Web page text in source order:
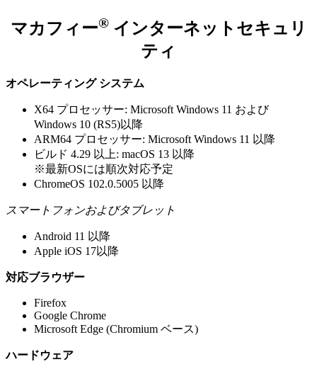
マカフィー®インターネットセキュリ
ティ
オペレーティング システム
X64 プロセッサー: Microsoft Windows 11 および
Windows 10 (RS5)以降
ARM64 プロセッサー: Microsoft Windows 11 以降
ビルド 4.29 以上: macOS 13 以降
※最新OSには順次対応予定
ChromeOS 102.0.5005 以降
スマートフォンおよびタブレット
Android 11 以降
Apple iOS 17以降
対応ブラウザー
Firefox
Google Chrome
Microsoft Edge (Chromium ベース)
ハードウェア